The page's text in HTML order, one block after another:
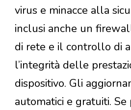
virus e minacce alla
inclusi anche un
di rete e il controllo di
l’integrità delle
dispositivo. Gli
automatici e gratuiti. Se